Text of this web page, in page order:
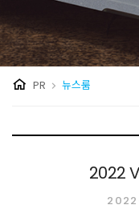
PR 뉴스룸
2022